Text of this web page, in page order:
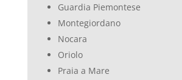
Guardia Piemontese
Montegiordano
Nocara
Oriolo
Praia a Mare